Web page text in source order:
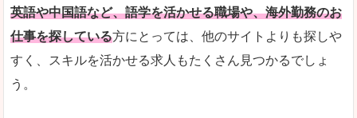
自分でうまく仕事を探せなくても、会員登録をす
人気度 「エン転職」全体として、会員数がとても多い印
英語や中国語など、語学を活かせる職場や、海外勤務のお
仕事を探している方にとっては、他のサイトよりも探しや
すく、スキルを活かせる求人もたくさん見つかるでしょ
う。